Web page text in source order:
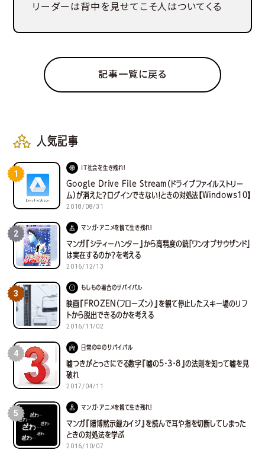
リーダーは背中を見せてこそ人はついてくる
記事一覧に戻る
人気記事
1
IT社会を生き残れ！
Google Drive File Stream（ドライブファイルストリー
ム）が消えた？ログインできない！ときの対処法【Windows10】
2018/08/31
2
マンガ・アニメを観て生き残れ！
マンガ『シティーハンター』から高精度の銃「ワンオブサウザンド」
は実在するのか？を考える
2016/12/13
3
もしもの場合のサバイバル
映画『FROZEN（フローズン）』を観て停止したスキー場のリフ
トから脱出できるのかを考える
2016/11/02
4
日常の中のサバイバル
嘘つきがとっさにでる数字『嘘の5・3・8』の法則を知って嘘を見
破れ
2017/04/11
5
マンガ・アニメを観て生き残れ！
マンガ『賭博黙示録カイジ』を読んで耳や指を切断してしまった
ときの対処法を学ぶ
2016/10/07